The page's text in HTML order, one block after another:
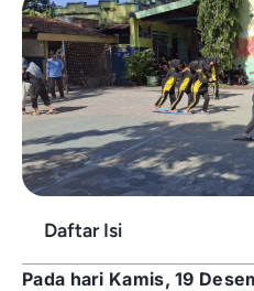
Daftar Isi
Pada hari Kamis, 19